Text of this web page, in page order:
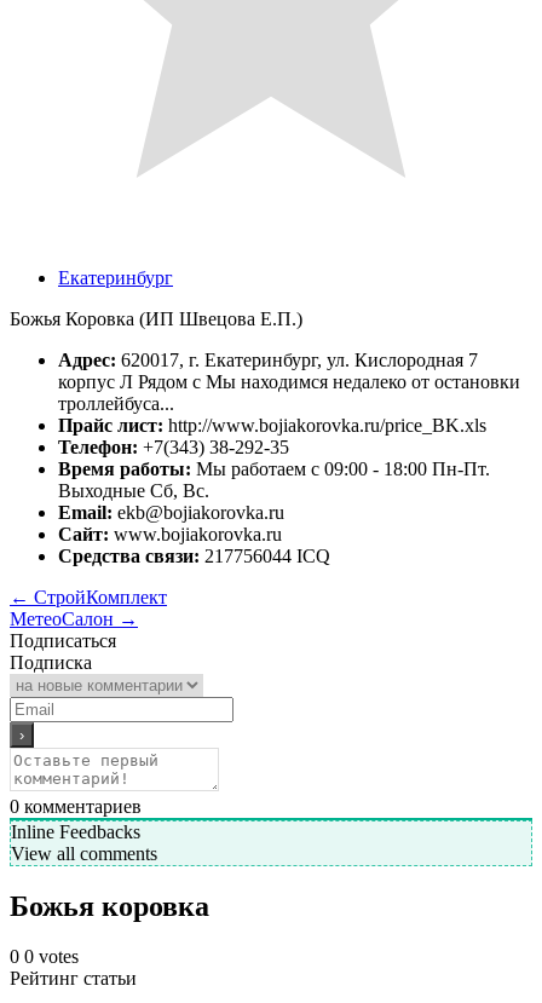
Екатеринбург
Божья Коровка (ИП Швецова Е.П.)
Адрес: 620017, г. Екатеринбург, ул. Кислородная 7
корпус Л Рядом с Мы находимся недалеко от остановки
троллейбуса...
Прайс лист: http://www.bojiakorovka.ru/price_BK.xls
Телефон: +7(343) 38-292-35
Время работы: Мы работаем с 09:00 - 18:00 Пн-Пт.
Выходные Сб, Вс.
Email: ekb@bojiakorovka.ru
Сайт: www.bojiakorovka.ru
Средства связи: 217756044 ICQ
← СтройКомплект
МетеоСалон →
Подписаться
Подписка
0 комментариев
Inline Feedbacks
View all comments
Божья коровка
0 0 votes
Рейтинг статьи